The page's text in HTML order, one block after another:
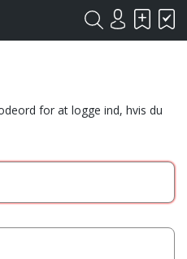
for at logge ind, hvis du